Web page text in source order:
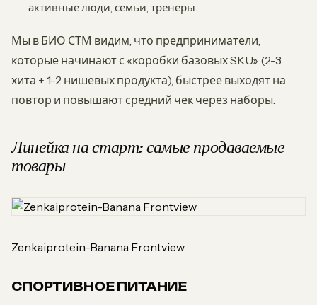
активные люди, семьи, тренеры.
Мы в БИО СТМ видим, что предприниматели,
которые начинают с «коробки базовых SKU» (2-3
хита + 1-2 нишевых продукта), быстрее выходят на
повтор и повышают средний чек через наборы.
Линейка на старт: самые продаваемые
товары
Zenkaiprotein-Banana Frontview
СПОРТИВНОЕ ПИТАНИЕ